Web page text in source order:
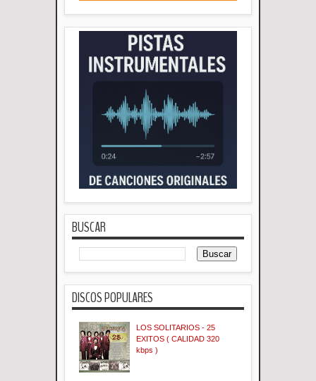
BUSCAR
DISCOS POPULARES
LOS SOLITARIOS - 25
EXITOS ( CALIDAD 320
kbps )